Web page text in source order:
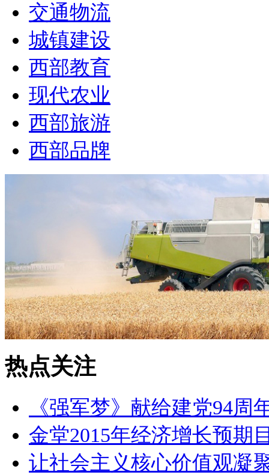
交通物流
城镇建设
西部教育
现代农业
西部旅游
西部品牌
热点关注
《强军梦》献给建党94周
金堂2015年经济增长预期
让社会主义核心价值观凝